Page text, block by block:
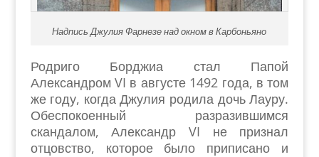
Надпись Джулия Фарнезе над окном в Карбоньяно
Родриго Борджиа стал Папой
Александром VI в августе 1492 года, в том
же году, когда Джулия родила дочь Лауру.
Обеспокоенный разразившимся
скандалом, Александр VI не признал
отцовство, которое было приписано и